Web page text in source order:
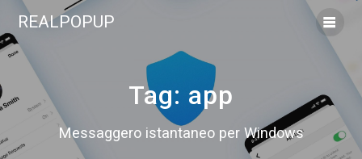
REALPOPUP
Tag: app
Messaggero istantaneo per Windows